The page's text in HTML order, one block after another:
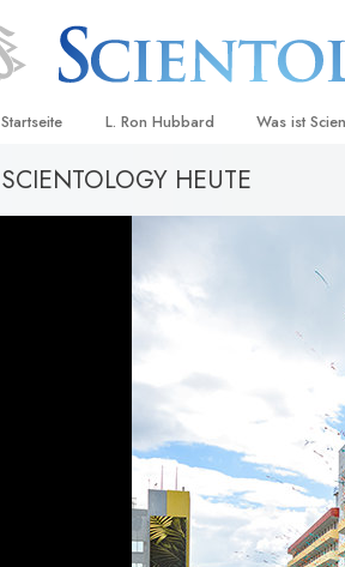
Startseite L. Ron Hubbard Was ist
Was
Lernen Sie
Innerhalb
Die
Eine
Liebe und
SCIENTOLOGY HEUTE